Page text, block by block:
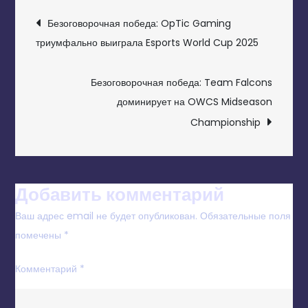
НАВИГАЦИЯ
ПО
ЗАПИСЯМ
Безоговорочная победа: OpTic Gaming
триумфально выиграла Esports World Cup 2025
Безоговорочная победа: Team Falcons
доминирует на OWCS Midseason
Championship
Добавить комментарий
Ваш адрес email не будет опубликован. Обязательные поля
помечены *
Комментарий *